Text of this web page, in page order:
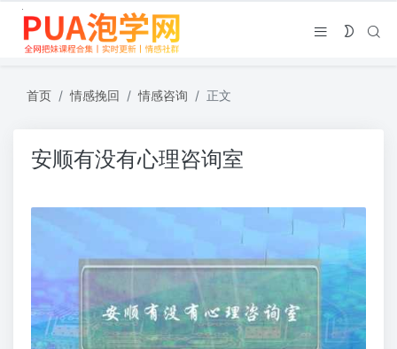
首页 情感挽回 情感咨询 正文
安顺有没有心理咨询室